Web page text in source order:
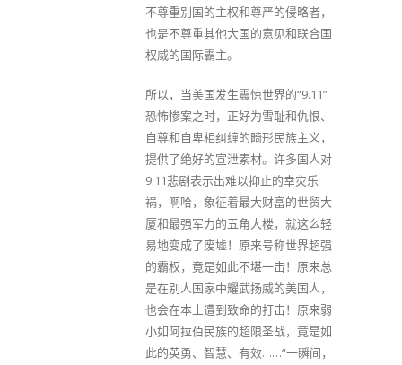
不尊重别国的主权和尊严的侵略者，
也是不尊重其他大国的意见和联合国
权威的国际霸主。
所以，当美国发生震惊世界的“9.11”
恐怖惨案之时，正好为雪耻和仇恨、
自尊和自卑相纠缠的畸形民族主义，
提供了绝好的宣泄素材。许多国人对
9.11悲剧表示出难以抑止的幸灾乐
祸，啊哈，象征着最大财富的世贸大
厦和最强军力的五角大楼，就这么轻
易地变成了废墟！原来号称世界超强
的霸权，竟是如此不堪一击！原来总
是在别人国家中耀武扬威的美国人，
也会在本土遭到致命的打击！原来弱
小如阿拉伯民族的超限圣战，竟是如
此的英勇、智慧、有效……“一瞬间，